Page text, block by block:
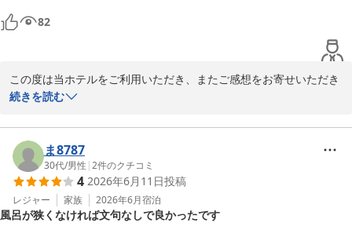
八戸プラザホテル
82
この度は当ホテルをご利用いただき、またご感想をお寄せいただき
まして誠にありがとうございます。
朝食ビュッフェを美味しくお召し上がりいただき、ご満足いただけ
たご様子を大変嬉しく拝読いたしました。
また、8階会場からの眺望と落ち着いた雰囲気の中で、ゆっくりと
朝のひとときをお過ごしいただけたとのこと、何よりでございま
す。
続きを読む
ま8787
30代/男性 |2件のクチコミ
4 2026年6月11日投稿
レジャー 家族 2026年6月宿泊
風呂が狭くなければ文句なしで良かったです